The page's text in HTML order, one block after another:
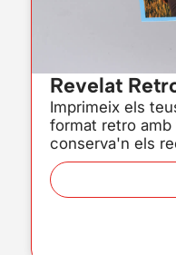
Revelat
Imprimeix els
format retro
conserva'n els